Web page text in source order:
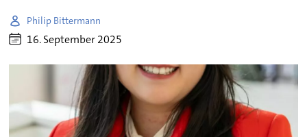
Philip Bittermann
16. September 2025